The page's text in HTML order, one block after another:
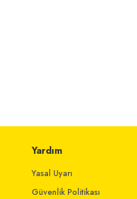
Yardım
Yasal Uyarı
Güvenlik Politikası